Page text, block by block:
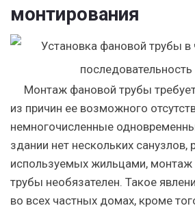
монтирования
Монтаж фановой трубы
из причин ее возможного
немногочисленные
здании нет нескольких санузлов,
используемых жильцами, монтаж
трубы необязателен. Такое
во всех частных домах, кроме